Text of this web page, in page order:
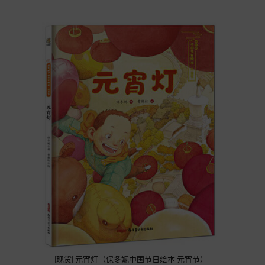
[现货] 元宵灯（保冬妮中国节日绘本 元宵节）